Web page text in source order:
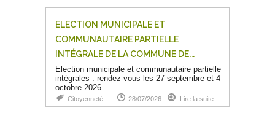
ELECTION MUNICIPALE ET
COMMUNAUTAIRE PARTIELLE
INTÉGRALE DE LA COMMUNE DE...
Election municipale et communautaire partielle
intégrales : rendez-vous les 27 septembre et 4
octobre 2026
Citoyenneté 28/07/2026 Lire la suite